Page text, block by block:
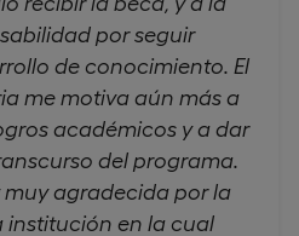
por seguir
de conocimiento. El
me motiva aún más a
académicos y a dar
del programa.
agradecida por la
institución en la cual